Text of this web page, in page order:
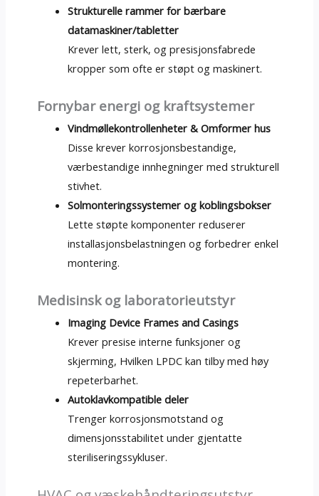
Strukturelle rammer for bærbare
datamaskiner/tabletter
Krever lett, sterk, og presisjonsfabrede
kropper som ofte er støpt og maskinert.
Fornybar energi og kraftsystemer
Vindmøllekontrollenheter & Omformer hus
Disse krever korrosjonsbestandige,
værbestandige innhegninger med strukturell
stivhet.
Solmonteringssystemer og koblingsbokser
Lette støpte komponenter reduserer
installasjonsbelastningen og forbedrer enkel
montering.
Medisinsk og laboratorieutstyr
Imaging Device Frames and Casings
Krever presise interne funksjoner og
skjerming, Hvilken LPDC kan tilby med høy
repeterbarhet.
Autoklavkompatible deler
Trenger korrosjonsmotstand og
dimensjonsstabilitet under gjentatte
steriliseringssykluser.